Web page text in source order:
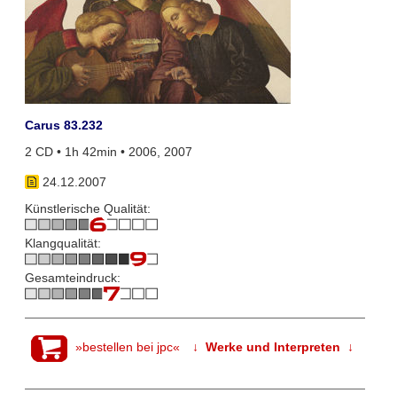
Carus 83.232
2 CD • 1h 42min • 2006, 2007
24.12.2007
Künstlerische Qualität:
Klangqualität:
Gesamteindruck:
»bestellen bei jpc« ↓ Werke und Interpreten ↓